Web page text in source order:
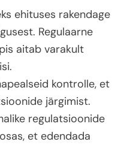
ehituses rakendage
Regulaarne
aitab varakult
kontrolle, et
järgimist.
regulatsioonide
et edendada